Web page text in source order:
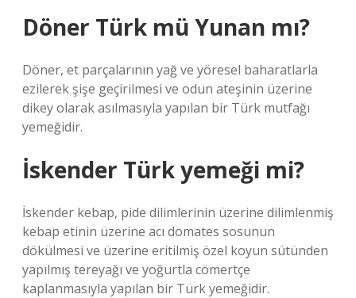
Döner Türk mü Yunan mı?
Döner, et parçalarının yağ ve yöresel baharatlarla
ezilerek şişe geçirilmesi ve odun ateşinin üzerine
dikey olarak asılmasıyla yapılan bir Türk mutfağı
yemeğidir.
İskender Türk yemeği mi?
İskender kebap, pide dilimlerinin üzerine dilimlenmiş
kebap etinin üzerine acı domates sosunun
dökülmesi ve üzerine eritilmiş özel koyun sütünden
yapılmış tereyağı ve yoğurtla cömertçe
kaplanmasıyla yapılan bir Türk yemeğidir.